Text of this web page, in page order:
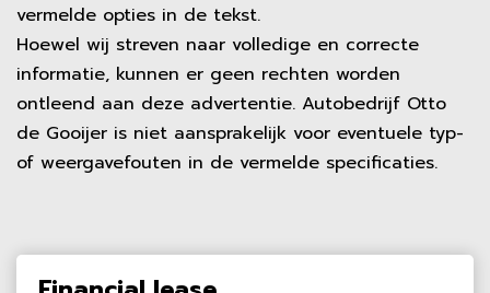
vermelde opties in de tekst.
Hoewel wij streven naar volledige en correcte
informatie, kunnen er geen rechten worden
ontleend aan deze advertentie. Autobedrijf Otto
de Gooijer is niet aansprakelijk voor eventuele typ-
of weergavefouten in de vermelde specificaties.